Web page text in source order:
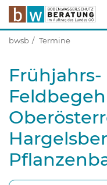
bwsb Termine
Frühjahrs-